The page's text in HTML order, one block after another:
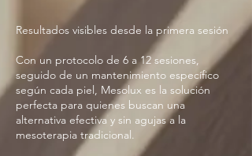
Resultados visibles desde la primera sesión
Con un protocolo de 6 a 12 sesiones,
seguido de un mantenimiento específico
según cada piel, Mesolux es la solución
perfecta para quienes buscan una
alternativa efectiva y sin agujas a la
mesoterapia tradicional.